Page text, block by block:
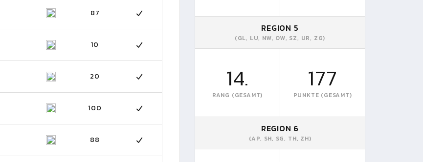
87
10
20
100
88
REGION 5
(GL, LU, NW, OW, SZ, UR, ZG)
14.
RANG (GESAMT)
177
PUNKTE (GESAMT)
REGION 6
(AP, SH, SG, TH, ZH)